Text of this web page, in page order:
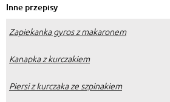
Inne przepisy
Zapiekanka gyros z makaronem
Kanapka z kurczakiem
Piersi z kurczaka ze szpinakiem